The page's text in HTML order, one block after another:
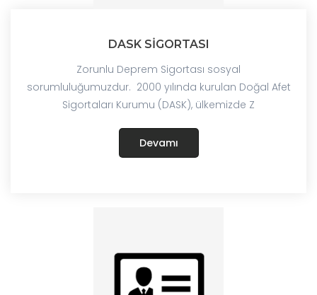
DASK SİGORTASI
Zorunlu Deprem Sigortası sosyal
sorumluluğumuzdur. 2000 yılında kurulan Doğal Afet
Sigortaları Kurumu (DASK), ülkemizde Z
Devamı